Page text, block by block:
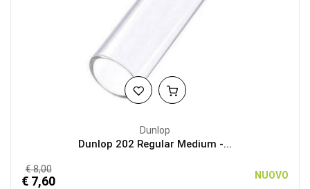
Dunlop
Dunlop 202 Regular Medium -...
€ 8,00
€ 7,60 NUOVO